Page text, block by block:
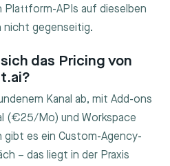
APIs auf dieselben
nicht gegenseitig.
das Pricing von
Kanal ab, mit Add-ons
(€25/Mo) und Workspace
es ein Custom-Agency-
– das liegt in der Praxis